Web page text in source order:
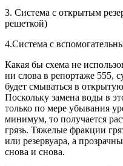
3. Система с открытым
решеткой)
4.Система с
Какая бы схема не
ни слова в репортаже 555,
будет смываться в
Поскольку замена воды в
только по мере убывания
минимум, то получается
грязь. Тяжелые фракции
или резервуара, а
снова и снова.